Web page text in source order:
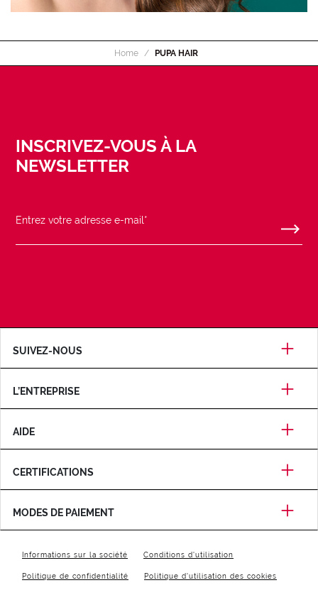
Home PUPA HAIR
INSCRIVEZ-VOUS À LA
NEWSLETTER
SUIVEZ-NOUS
L’ENTREPRISE
AIDE
CERTIFICATIONS
MODES DE PAIEMENT
Informations sur la société Conditions d'utilisation
Politique de confidentialité Politique d'utilisation des cookies